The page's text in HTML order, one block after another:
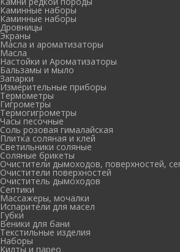
Каминные наборы
Каминные наборы
Дровницы
Экраны
Масла и ароматизаторы
Масла
Настойки и Ароматизаторы
Бальзамы и мыло
Запарки
Измерительные приборы
Термометры
Гигрометры
Термогигрометры
Часы песочные
Соль розовая гималайская
Плитка соляная и клей
Светильники соляные
Соляные брикеты
Очистители дымоходов, поверхностей,
Очистители поверхностей
Очиститель дымоходов
Септики
Массажеры, мочалки
Испарители для масел
Губки
Веники для бани
Текстильные изделия
Наборы
Килты и парео